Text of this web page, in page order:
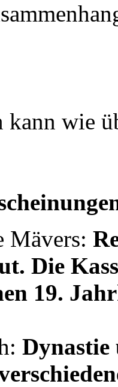
kann wie
Mävers:
Die
19.
Dynastie